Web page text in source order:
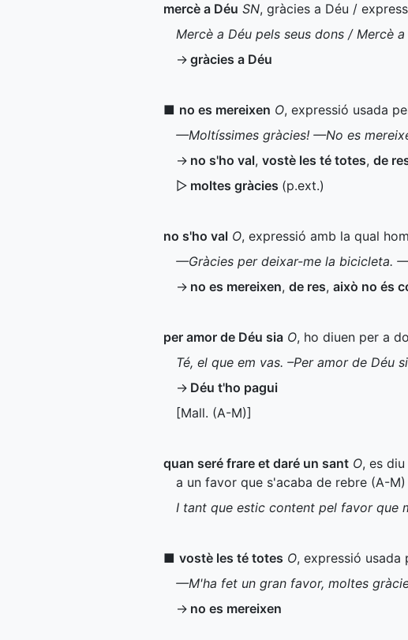
mercè a Déu SN, gràcies a Déu /
Mercè a Déu pels seus dons / Mercè
→ gràcies a Déu
■ no es mereixen O, expressió usada
—Moltíssimes gràcies! —No es
→ no s'ho val, vostè les té totes, de
▷ moltes gràcies (p.ext.)
no s'ho val O, expressió amb la qual
—Gràcies per deixar-me la bicicleta.
→ no es mereixen, de res, això no és
per amor de Déu sia O, ho diuen per a
Té, el que em vas. –Per amor de Déu
→ Déu t'ho pagui
[Mall. (A-M)]
quan seré frare et daré un sant O, es
a un favor que s'acaba de rebre (A-M)
I tant que estic content pel favor que
■ vostè les té totes O, expressió usada
—M'ha fet un gran favor, moltes
→ no es mereixen